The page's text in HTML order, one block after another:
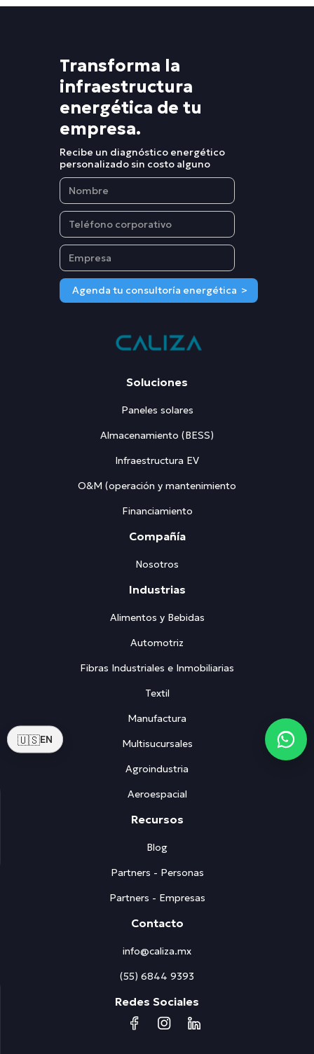
Transforma la
infraestructura
energética de tu
empresa.
Recibe un diagnóstico energético
personalizado sin costo alguno
Soluciones
Paneles solares
Almacenamiento (BESS)
Infraestructura EV
O&M (operación y mantenimiento
Financiamiento
Compañía
Nosotros
Industrias
Alimentos y Bebidas
Automotriz
Fibras Industriales e Inmobiliarias
Textil
Manufactura
Multisucursales
Agroindustria
Aeroespacial
Recursos
Blog
Partners - Personas
Partners - Empresas
Contacto
info@caliza.mx
(55) 6844 9393
Redes Sociales
🇺🇸EN